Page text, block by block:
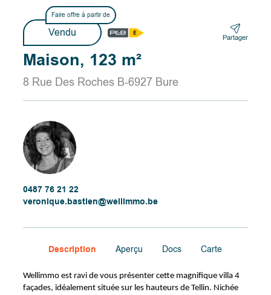
Faire offre à partir de
Vendu Partager
Maison, 123 m²
8 Rue Des Roches B-6927 Bure
0487 76 21 22
veronique.bastien@wellimmo.be
Description Aperçu Docs Carte
Wellimmo est ravi de vous présenter cette magnifique villa 4
façades, idéalement située sur les hauteurs de Tellin. Nichée